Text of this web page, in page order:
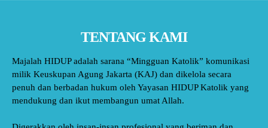
TENTANG KAMI
Majalah HIDUP adalah sarana “Mingguan Katolik” komunikasi
milik Keuskupan Agung Jakarta (KAJ) dan dikelola secara
penuh dan berbadan hukum oleh Yayasan HIDUP Katolik yang
mendukung dan ikut membangun umat Allah.